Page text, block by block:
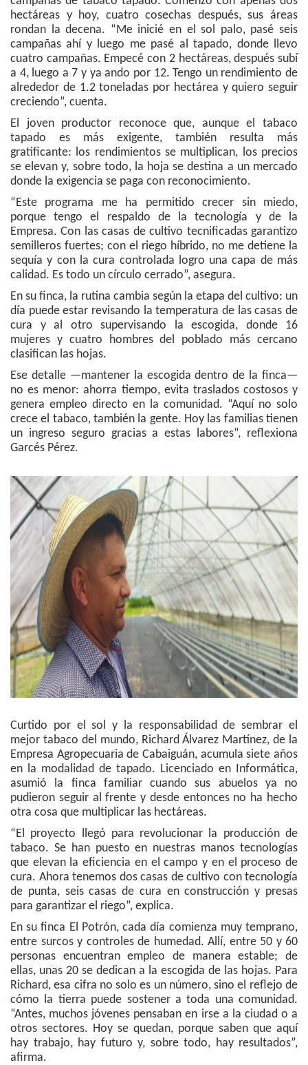
hectáreas y hoy, cuatro cosechas después, sus áreas
rondan la decena. “Me inicié en el sol palo, pasé seis
campañas ahí y luego me pasé al tapado, donde llevo
cuatro campañas. Empecé con 2 hectáreas, después subí
a 4, luego a 7 y ya ando por 12. Tengo un rendimiento de
alrededor de 1.2 toneladas por hectárea y quiero seguir
creciendo”, cuenta.
El joven productor reconoce que, aunque el tabaco
tapado es más exigente, también resulta más
gratificante: los rendimientos se multiplican, los precios
se elevan y, sobre todo, la hoja se destina a un mercado
donde la exigencia se paga con reconocimiento.
“Este programa me ha permitido crecer sin miedo,
porque tengo el respaldo de la tecnología y de la
Empresa. Con las casas de cultivo tecnificadas garantizo
semilleros fuertes; con el riego híbrido, no me detiene la
sequía y con la cura controlada logro una capa de más
calidad. Es todo un círculo cerrado”, asegura.
En su finca, la rutina cambia según la etapa del cultivo: un
día puede estar revisando la temperatura de las casas de
cura y al otro supervisando la escogida, donde 16
mujeres y cuatro hombres del poblado más cercano
clasifican las hojas.
Ese detalle —mantener la escogida dentro de la finca—
no es menor: ahorra tiempo, evita traslados costosos y
genera empleo directo en la comunidad. “Aquí no solo
crece el tabaco, también la gente. Hoy las familias tienen
un ingreso seguro gracias a estas labores”, reflexiona
Garcés Pérez.
Curtido por el sol y la responsabilidad de sembrar el
mejor tabaco del mundo, Richard Álvarez Martínez, de la
Empresa Agropecuaria de Cabaiguán, acumula siete años
en la modalidad de tapado. Licenciado en Informática,
asumió la finca familiar cuando sus abuelos ya no
pudieron seguir al frente y desde entonces no ha hecho
otra cosa que multiplicar las hectáreas.
“El proyecto llegó para revolucionar la producción de
tabaco. Se han puesto en nuestras manos tecnologías
que elevan la eficiencia en el campo y en el proceso de
cura. Ahora tenemos dos casas de cultivo con tecnología
de punta, seis casas de cura en construcción y presas
para garantizar el riego”, explica.
En su finca El Potrón, cada día comienza muy temprano,
entre surcos y controles de humedad. Allí, entre 50 y 60
personas encuentran empleo de manera estable; de
ellas, unas 20 se dedican a la escogida de las hojas. Para
Richard, esa cifra no solo es un número, sino el reflejo de
cómo la tierra puede sostener a toda una comunidad.
“Antes, muchos jóvenes pensaban en irse a la ciudad o a
otros sectores. Hoy se quedan, porque saben que aquí
hay trabajo, hay futuro y, sobre todo, hay resultados”,
afirma.